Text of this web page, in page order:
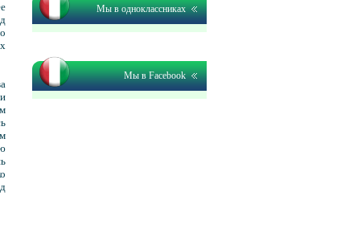
Мы в одноклассниках
Мы в Facebook